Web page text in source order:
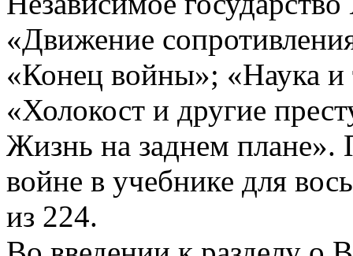
«Движение
«Конец войны»; «Наука и
«Холокост и другие
Жизнь на заднем
войне в учебнике для
из 224.